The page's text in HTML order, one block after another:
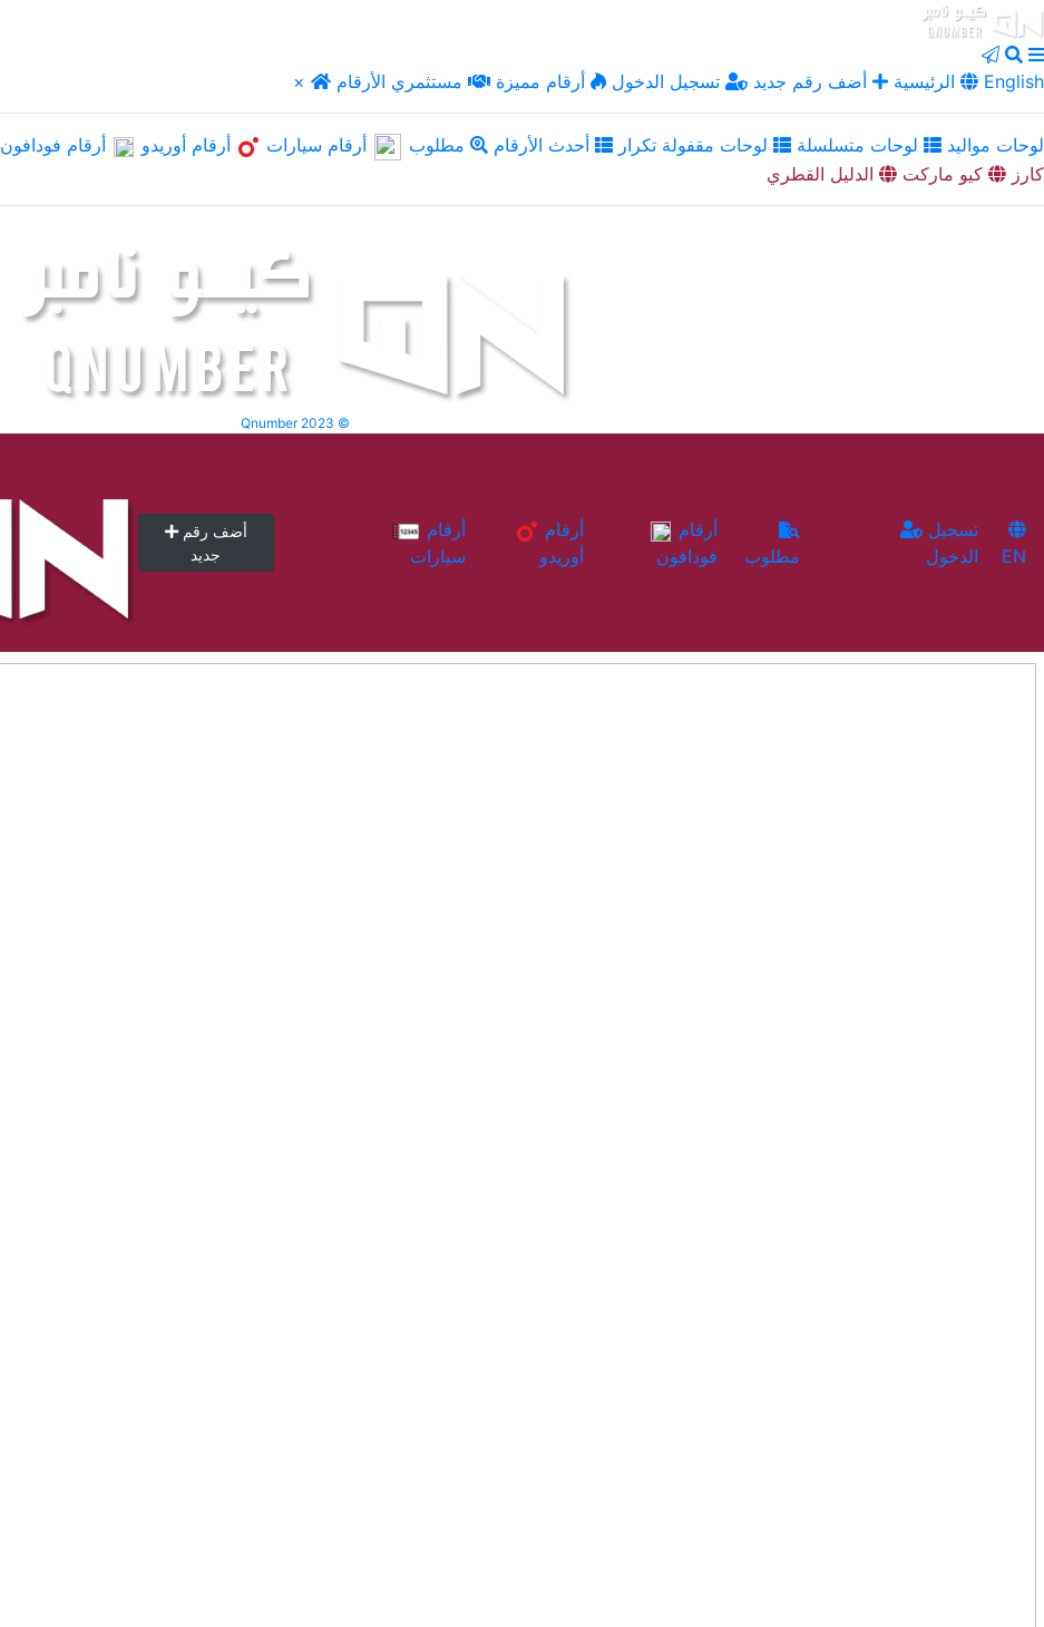
× الرئيسية أضف رقم جديد تسجيل الدخول أرقام مميزة مستثمري الأرقام English
لوحات مواليد لوحات متسلسلة لوحات مقفولة تكرار أحدث الأرقام مطلوب أرقام سيارات أرقام أوريدو أرقام فودافون
كارز
كيو ماركت الدليل القطري
Qnumber 2023 ©
أضف رقم
جديد
سيارات
أوريدو
فودافون
مطلوب
الدخول
EN